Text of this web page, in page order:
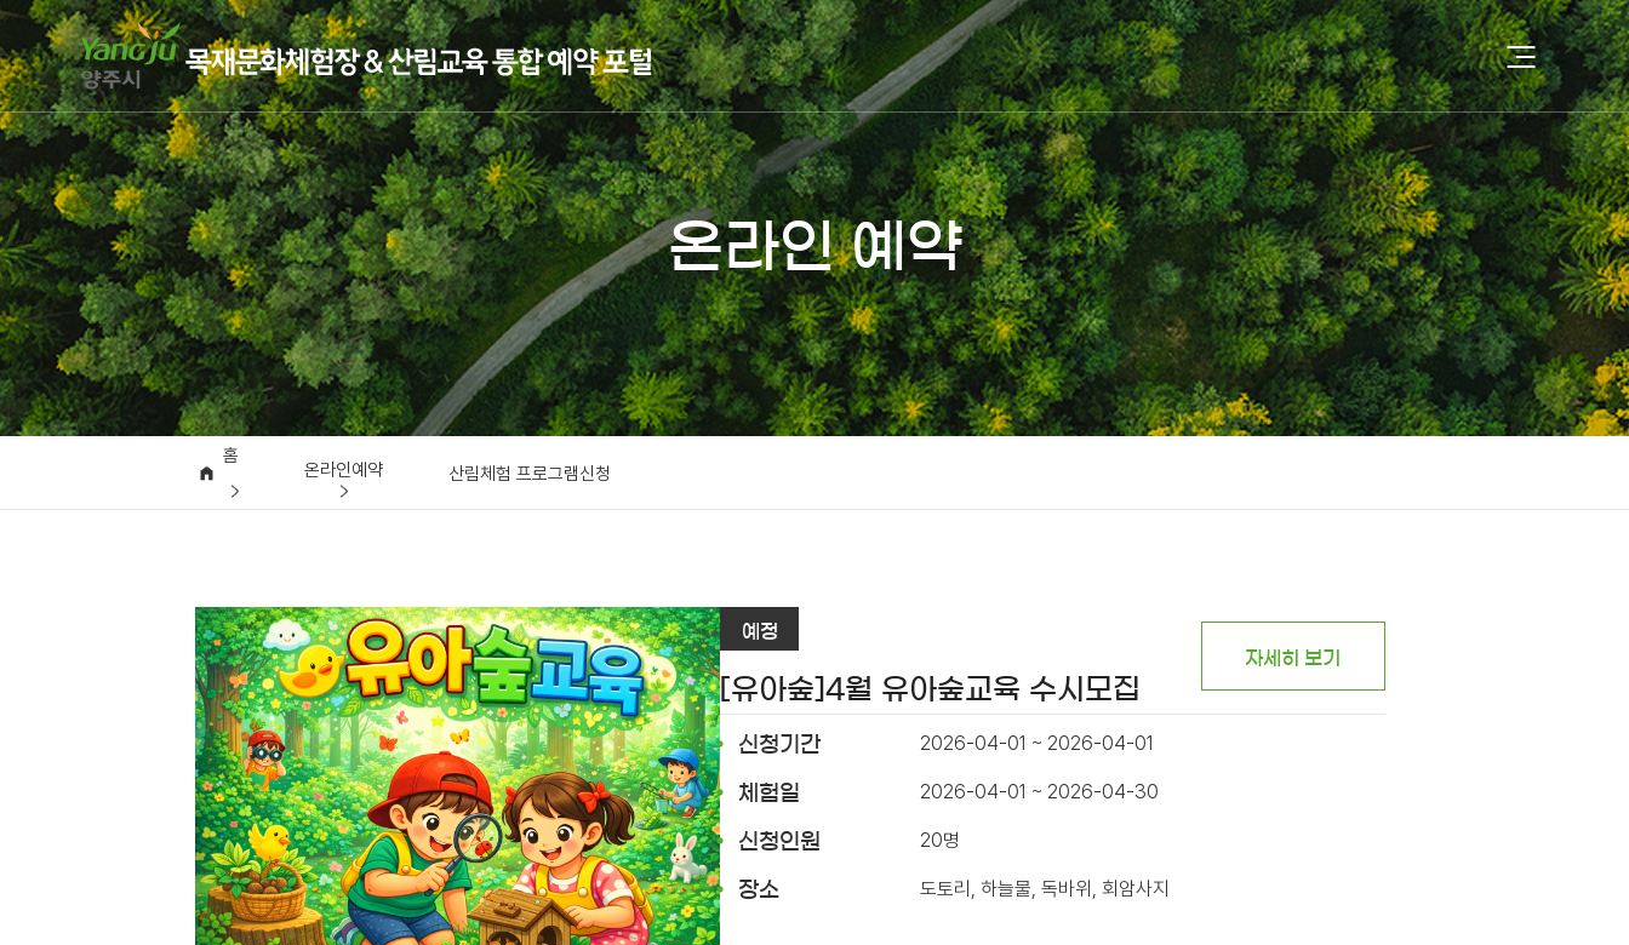
온라인 예약
홈
온라인예약 산림체험 프로그램신청
예정
[유아숲]4월 유아숲교육 수시모집
자세히 보기
신청기간 2026-04-01 ~ 2026-04-01
체험일 2026-04-01 ~ 2026-04-30
신청인원 20명
장소 도토리, 하늘물, 독바위, 회암사지